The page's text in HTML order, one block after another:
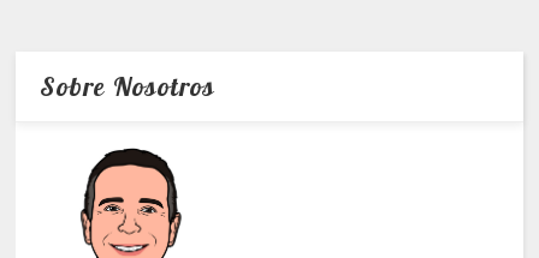
Sobre Nosotros